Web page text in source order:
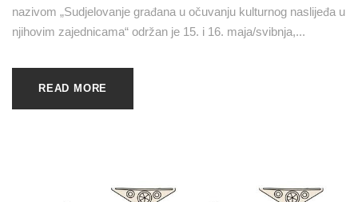
nazivom „Sudjelovanje građana u očuvanju kulturnog naslijeđa u
njihovim zajednicama“ održan je 15. i 16. maja/svibnja,...
READ MORE